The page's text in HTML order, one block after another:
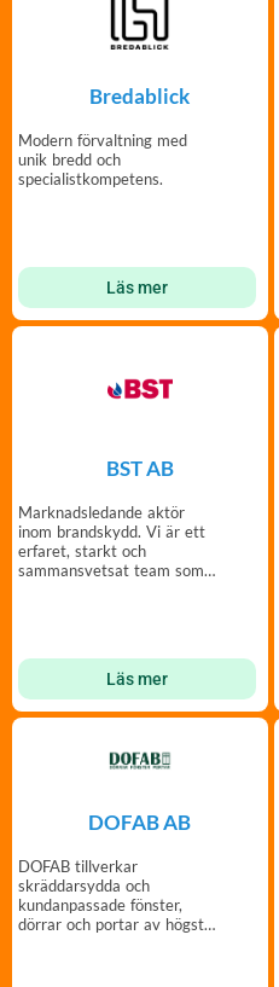
Bredablick
Modern förvaltning med
unik bredd och
specialistkompetens.
Läs mer
BST AB
Marknadsledande aktör
inom brandskydd. Vi är ett
erfaret, starkt och
sammansvetsat team som
Läs mer
DOFAB AB
DOFAB tillverkar
skräddarsydda och
kundanpassade fönster,
dörrar och portar av högsta